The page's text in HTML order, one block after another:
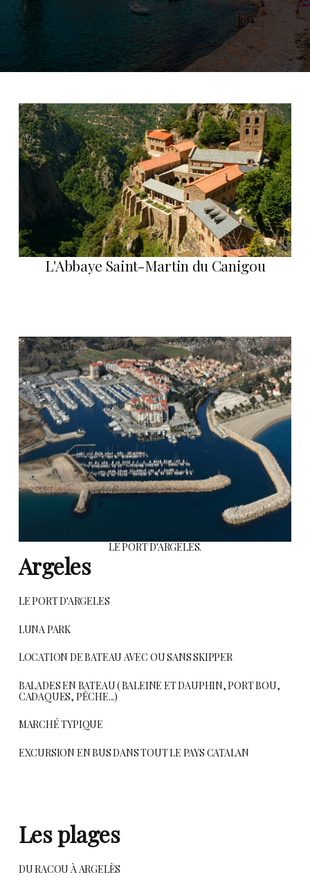
L'Abbaye Saint-Martin du Canigou
LE PORT D'ARGELES.
Argeles
LE PORT D'ARGELES
LUNA PARK
LOCATION DE BATEAU AVEC OU SANS SKIPPER
BALADES EN BATEAU ( BALEINE ET DAUPHIN, PORT BOU,
CADAQUES, PÊCHE...)
MARCHÉ TYPIQUE
EXCURSION EN BUS DANS TOUT LE PAYS CATALAN
Les plages
DU RACOU À ARGELÈS